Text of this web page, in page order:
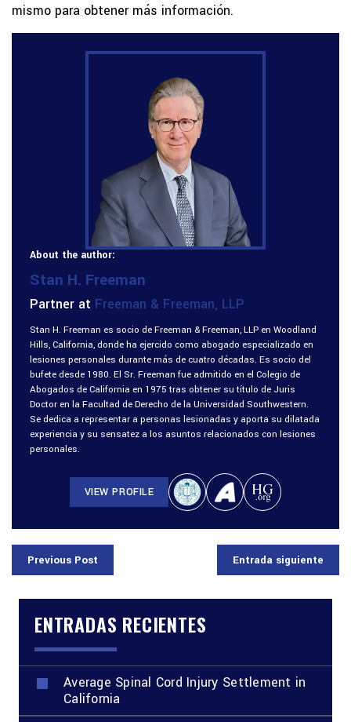
mismo para obtener más información.
About the author:
Stan H. Freeman
Partner at Freeman & Freeman, LLP
Stan H. Freeman es socio de Freeman & Freeman, LLP en Woodland
Hills, California, donde ha ejercido como abogado especializado en
lesiones personales durante más de cuatro décadas. Es socio del
bufete desde 1980. El Sr. Freeman fue admitido en el Colegio de
Abogados de California en 1975 tras obtener su título de Juris
Doctor en la Facultad de Derecho de la Universidad Southwestern.
Se dedica a representar a personas lesionadas y aporta su dilatada
experiencia y su sensatez a los asuntos relacionados con lesiones
personales.
VIEW PROFILE
Previous Post Entrada siguiente
ENTRADAS RECIENTES
Average Spinal Cord Injury Settlement in
California